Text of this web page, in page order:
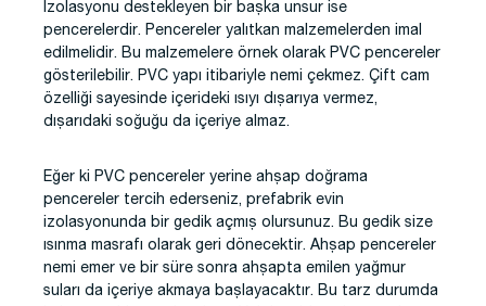
İzolasyonu destekleyen bir başka unsur ise
pencerelerdir. Pencereler yalıtkan malzemelerden imal
edilmelidir. Bu malzemelere örnek olarak PVC pencereler
gösterilebilir. PVC yapı itibariyle nemi çekmez. Çift cam
özelliği sayesinde içerideki ısıyı dışarıya vermez,
dışarıdaki soğuğu da içeriye almaz.
Eğer ki PVC pencereler yerine ahşap doğrama
pencereler tercih ederseniz, prefabrik evin
izolasyonunda bir gedik açmış olursunuz. Bu gedik size
ısınma masrafı olarak geri dönecektir. Ahşap pencereler
nemi emer ve bir süre sonra ahşapta emilen yağmur
suları da içeriye akmaya başlayacaktır. Bu tarz durumda